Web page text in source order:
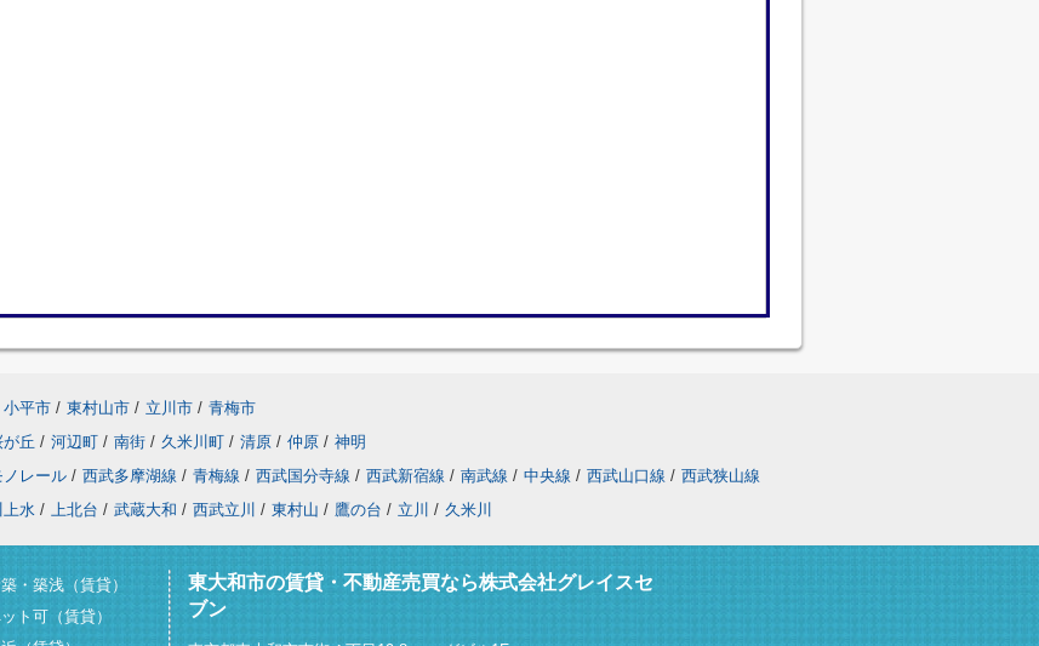
小平市 / 東村山市 / 立川市 / 青梅市
が丘 / 河辺町 / 南街 / 久米川町 / 清原 / 仲原 / 神明
ノレール / 西武多摩湖線 / 青梅線 / 西武国分寺線 / 西武新宿線 / 南武線 / 中央線 / 西武山口線 / 西武狭山線
上水 / 上北台 / 武蔵大和 / 西武立川 / 東村山 / 鷹の台 / 立川 / 久米川
・築浅（賃貸）
ト可（賃貸）
東大和市の賃貸・不動産売買なら株式会社グレイスセ
ブン